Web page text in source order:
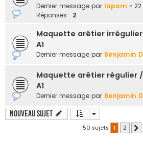
Dernier message par lapom « 22
Réponses : 2
Maquette arêtier
A1
Dernier message par Benjamin
Maquette arêtier régulier
A1
Dernier message par Benjamin
Nouveau sujet
50 sujets 1 2